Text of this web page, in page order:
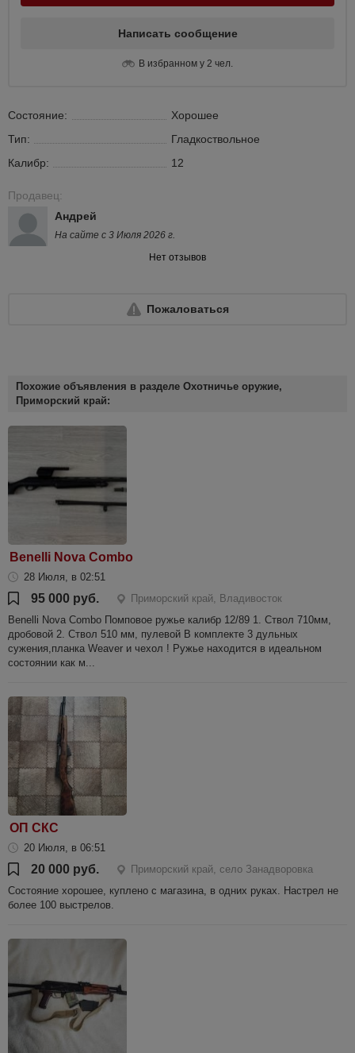
Написать сообщение
В избранном у 2 чел.
Состояние:
Хорошее
Тип:
Гладкоствольное
Калибр:
12
Продавец:
Андрей
На сайте с 3 Июля 2026 г.
Нет отзывов
Пожаловаться
Похожие объявления в разделе Охотничье оружие,
Приморский край:
Benelli Nova Combo
28 Июля, в 02:51
95 000 руб.
Приморский край, Владивосток
Benelli Nova Combo Помповое ружье калибр 12/89 1. Ствол 710мм,
дробовой 2. Ствол 510 мм, пулевой В комплекте 3 дульных
сужения,планка Weaver и чехол ! Ружье находится в идеальном
состоянии как м...
ОП СКС
20 Июля, в 06:51
20 000 руб.
Приморский край, село Занадворовка
Состояние хорошее, куплено с магазина, в одних руках. Настрел не
более 100 выстрелов.